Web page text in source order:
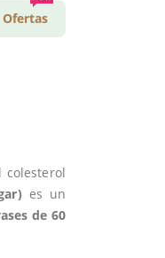
Ofertas
colesterol
es un
de 60